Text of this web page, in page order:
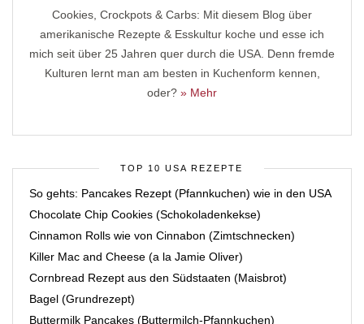
Cookies, Crockpots & Carbs: Mit diesem Blog über
amerikanische Rezepte & Esskultur koche und esse ich
mich seit über 25 Jahren quer durch die USA. Denn fremde
Kulturen lernt man am besten in Kuchenform kennen,
oder? » Mehr
TOP 10 USA REZEPTE
So gehts: Pancakes Rezept (Pfannkuchen) wie in den USA
Chocolate Chip Cookies (Schokoladenkekse)
Cinnamon Rolls wie von Cinnabon (Zimtschnecken)
Killer Mac and Cheese (a la Jamie Oliver)
Cornbread Rezept aus den Südstaaten (Maisbrot)
Bagel (Grundrezept)
Buttermilk Pancakes (Buttermilch-Pfannkuchen)